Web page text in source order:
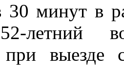
30 минут в
летний
выезде с